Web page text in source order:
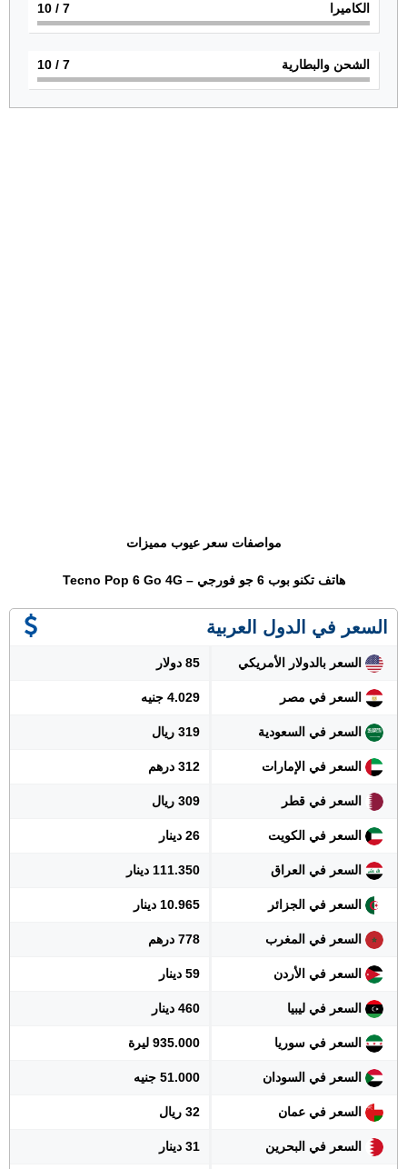
الكاميرا 7
/ 10
الشحن والبطارية 7
/ 10
مواصفات سعر عيوب مميزات
هاتف تكنو بوب 6 جو فورجي – Tecno Pop 6 Go 4G
السعر في الدول العربية
السعر بالدولار الأمريكي 85 دولار
السعر في مصر 4.029 جنيه
السعر في السعودية 319 ريال
السعر في الإمارات 312 درهم
السعر في قطر 309 ريال
السعر في الكويت 26 دينار
السعر في العراق 111.350 دينار
السعر في الجزائر 10.965 دينار
السعر في المغرب 778 درهم
السعر في الأردن 59 دينار
السعر في ليبيا 460 دينار
السعر في سوريا 935.000 ليرة
السعر في السودان 51.000 جنيه
السعر في عمان 32 ريال
السعر في البحرين 31 دينار